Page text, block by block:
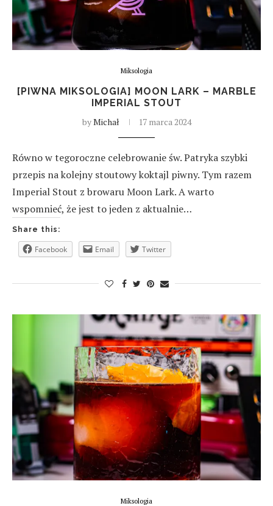
Miksologia
[PIWNA MIKSOLOGIA] MOON LARK – MARBLE
IMPERIAL STOUT
byMichał 17 marca 2024
Równo w tegoroczne celebrowanie św. Patryka szybki
przepis na kolejny stoutowy koktajl piwny. Tym razem
Imperial Stout z browaru Moon Lark. A warto
wspomnieć, że jest to jeden z aktualnie…
Share this:
Facebook Email Twitter
Miksologia